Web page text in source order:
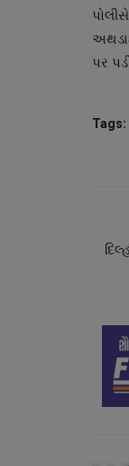
પર
Tags: